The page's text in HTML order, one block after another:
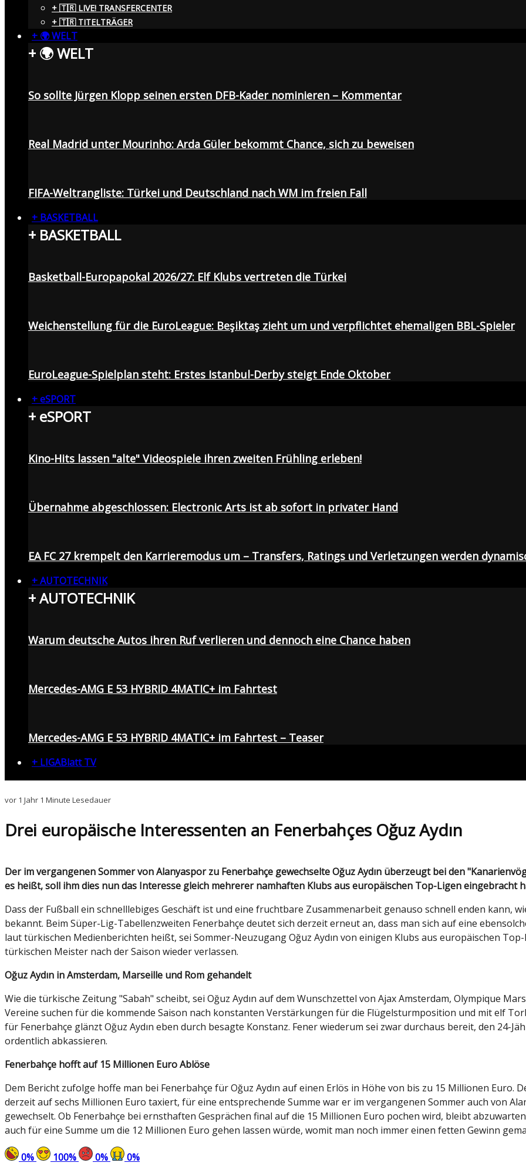
+ 🇹🇷 LIVE! TRANSFERCENTER
+ 🇹🇷 TITELTRÄGER
+ 🌍 WELT
+ 🌍 WELT
So sollte Jürgen Klopp seinen ersten DFB-Kader nominieren – Kommentar
Real Madrid unter Mourinho: Arda Güler bekommt Chance, sich zu beweisen
FIFA-Weltrangliste: Türkei und Deutschland nach WM im freien Fall
+ BASKETBALL
+ BASKETBALL
Basketball-Europapokal 2026/27: Elf Klubs vertreten die Türkei
Weichenstellung für die EuroLeague: Beşiktaş zieht um und verpflichtet ehemaligen BBL-Spieler
EuroLeague-Spielplan steht: Erstes Istanbul-Derby steigt Ende Oktober
+ eSPORT
+ eSPORT
Kino-Hits lassen "alte" Videospiele ihren zweiten Frühling erleben!
Übernahme abgeschlossen: Electronic Arts ist ab sofort in privater Hand
EA FC 27 krempelt den Karrieremodus um – Transfers, Ratings und Verletzungen werden
+ AUTOTECHNIK
+ AUTOTECHNIK
Warum deutsche Autos ihren Ruf verlieren und dennoch eine Chance haben
Mercedes-AMG E 53 HYBRID 4MATIC+ im Fahrtest
Mercedes-AMG E 53 HYBRID 4MATIC+ im Fahrtest – Teaser
+ LIGABlatt TV
vor 1 Jahr 1 Minute Lesedauer
Drei europäische Interessenten an Fenerbahçes Oğuz Aydın
Der im vergangenen Sommer von Alanyaspor zu Fenerbahçe gewechselte Oğuz Aydın überzeugt bei den "Kanarienvögeln" regelmäßig durch gute Leistungen. Wie
es heißt, soll ihm dies nun das Interesse gleich mehrerer namhaften Klubs aus europäischen Top-Ligen eingebracht
Dass der Fußball ein schnelllebiges Geschäft ist und eine fruchtbare Zusammenarbeit genauso schnell enden kann,
bekannt. Beim Süper-Lig-Tabellenzweiten Fenerbahçe deutet sich derzeit erneut an, dass man sich auf eine
laut türkischen Medienberichten heißt, sei Sommer-Neuzugang Oğuz Aydın von einigen Klubs aus europäischen
türkischen Meister nach der Saison wieder verlassen.
Oğuz Aydın in Amsterdam, Marseille und Rom gehandelt
Wie die türkische Zeitung "Sabah" scheibt, sei Oğuz Aydın auf dem Wunschzettel von Ajax Amsterdam, Olympique
Vereine suchen für die kommende Saison nach konstanten Verstärkungen für die Flügelsturmposition und mit elf
für Fenerbahçe glänzt Oğuz Aydın eben durch besagte Konstanz. Fener wiederum sei zwar durchaus bereit, den 24-
ordentlich abkassieren.
Fenerbahçe hofft auf 15 Millionen Euro Ablöse
Dem Bericht zufolge hoffe man bei Fenerbahçe für Oğuz Aydın auf einen Erlös in Höhe von bis zu 15 Millionen Euro.
derzeit auf sechs Millionen Euro taxiert, für eine entsprechende Summe war er im vergangenen Sommer auch von
gewechselt. Ob Fenerbahçe bei ernsthaften Gesprächen final auf die 15 Millionen Euro pochen wird, bleibt
auch für eine Summe um die 12 Millionen Euro gehen lassen würde, womit man noch immer einen fetten Gewinn
0% 100% 0% 0%